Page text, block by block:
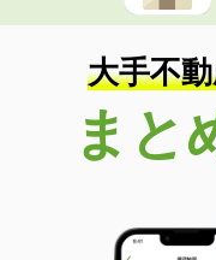
大手不
まと